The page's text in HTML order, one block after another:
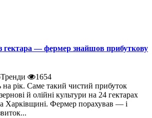
гектара — фермер знайшов прибуткову
1654
на рік. Саме такий чистий прибуток
й олійні культури на 24 гектарах
Харківщині. Фермер порахував — і